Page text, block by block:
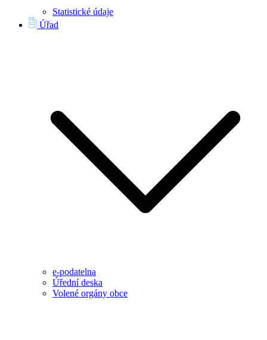
Statistické údaje
Úřad
e-podatelna
Úřední deska
Volené orgány obce